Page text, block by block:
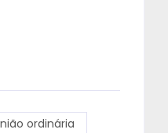
ordinária